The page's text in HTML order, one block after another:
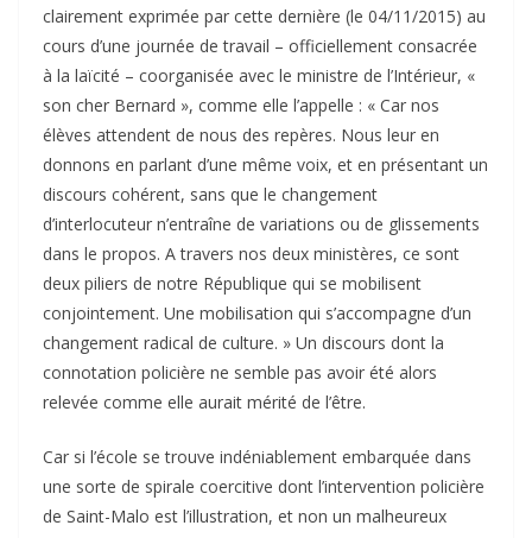
clairement exprimée par cette dernière (le 04/11/2015) au
cours d’une journée de travail – officiellement consacrée
à la laïcité – coorganisée avec le ministre de l’Intérieur, «
son cher Bernard », comme elle l’appelle : « Car nos
élèves attendent de nous des repères. Nous leur en
donnons en parlant d’une même voix, et en présentant un
discours cohérent, sans que le changement
d’interlocuteur n’entraîne de variations ou de glissements
dans le propos. A travers nos deux ministères, ce sont
deux piliers de notre République qui se mobilisent
conjointement. Une mobilisation qui s’accompagne d’un
changement radical de culture. » Un discours dont la
connotation policière ne semble pas avoir été alors
relevée comme elle aurait mérité de l’être.
Car si l’école se trouve indéniablement embarquée dans
une sorte de spirale coercitive dont l’intervention policière
de Saint-Malo est l’illustration, et non un malheureux